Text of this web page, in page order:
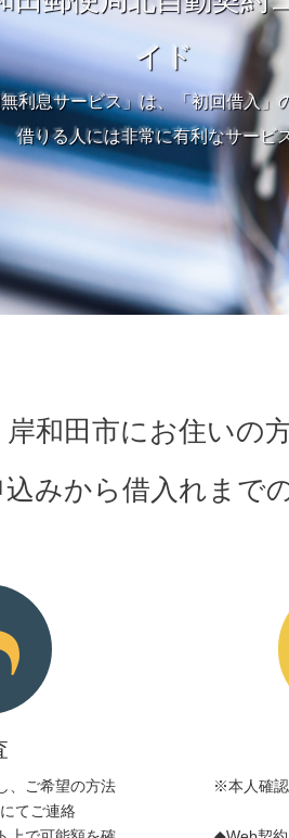
イド
利息サービス」は、「初回借入」
借りる人には非常に有利なサービ
岸和田市にお住いの
込みから借入れまで
、ご希望の方法
てご連絡
※本人確認